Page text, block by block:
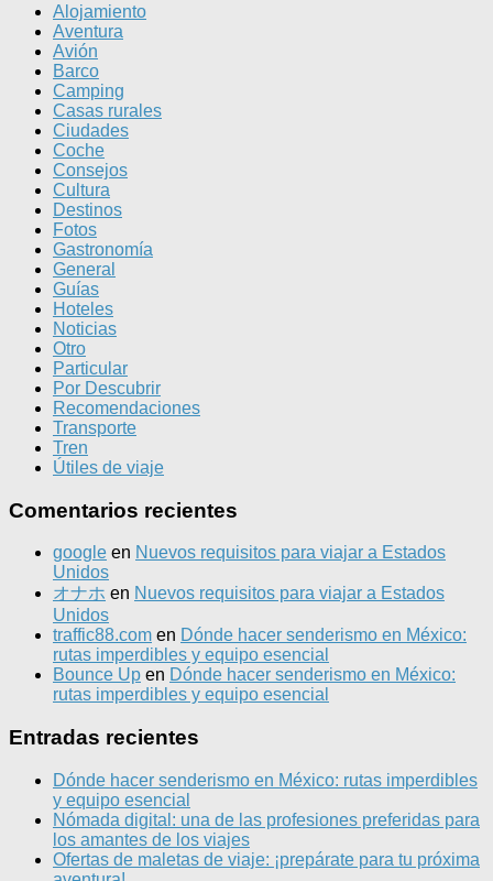
Alojamiento
Aventura
Avión
Barco
Camping
Casas rurales
Ciudades
Coche
Consejos
Cultura
Destinos
Fotos
Gastronomía
General
Guías
Hoteles
Noticias
Otro
Particular
Por Descubrir
Recomendaciones
Transporte
Tren
Útiles de viaje
Comentarios recientes
google en Nuevos requisitos para viajar a Estados
Unidos
オナホ en Nuevos requisitos para viajar a Estados
Unidos
traffic88.com en Dónde hacer senderismo en México:
rutas imperdibles y equipo esencial
Bounce Up en Dónde hacer senderismo en México:
rutas imperdibles y equipo esencial
Entradas recientes
Dónde hacer senderismo en México: rutas imperdibles
y equipo esencial
Nómada digital: una de las profesiones preferidas para
los amantes de los viajes
Ofertas de maletas de viaje: ¡prepárate para tu próxima